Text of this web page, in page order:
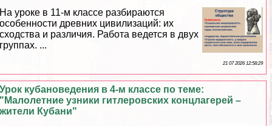
На уроке в 11-м классе разбираются
особенности древних цивилизаций: их
сходства и различия. Работа ведется в двух
группах. ...
21 07 2026 12:58:29
Урок кубановедения в 4-м классе по теме:
"Малолетние узники гитлеровских концлагерей –
жители Кубани"